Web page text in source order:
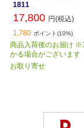
1811
17,800 円(税込)
1,780 ポイント(10%)
商品入荷後のお届け
かる場合がございます
お取り寄せ